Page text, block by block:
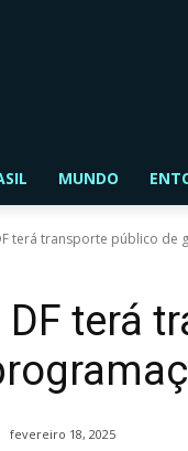
MUNDO
terá transporte público de
DF terá
fevereiro 18, 2025